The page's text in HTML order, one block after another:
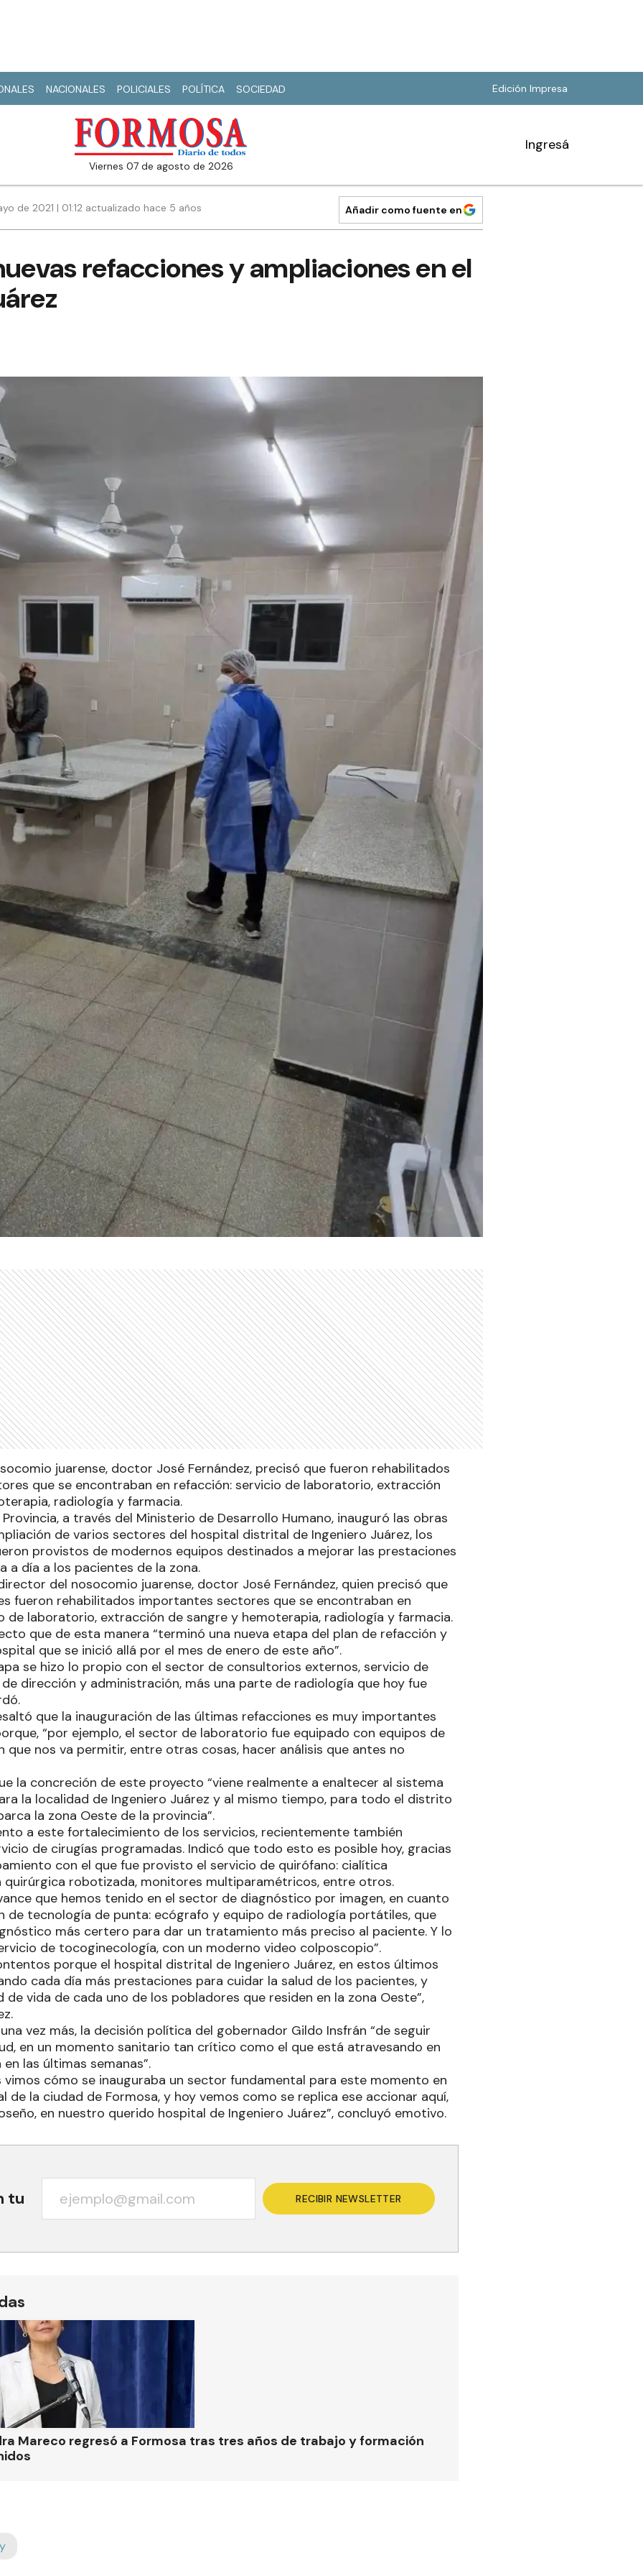
NACIONALES POLICIALES POLÍTICA SOCIEDAD Edición Impresa
viernes 07 de agosto de 2026
Ingresá
de 2021 | 01:12 actualizado hace 5 años Añadir como fuente en
refacciones y ampliaciones en el
juarense, doctor José Fernández, precisó que fueron rehabilitados
que se encontraban en refacción: servicio de laboratorio, extracción
radiología y farmacia.
a través del Ministerio de Desarrollo Humano, inauguró las obras
de varios sectores del hospital distrital de Ingeniero Juárez, los
provistos de modernos equipos destinados a mejorar las prestaciones
a día a los pacientes de la zona.
del nosocomio juarense, doctor José Fernández, quien precisó que
fueron rehabilitados importantes sectores que se encontraban en
de laboratorio, extracción de sangre y hemoterapia, radiología y farmacia.
que de esta manera “terminó una nueva etapa del plan de refacción y
que se inició allá por el mes de enero de este año”.
se hizo lo propio con el sector de consultorios externos, servicio de
dirección y administración, más una parte de radiología que hoy fue
que la inauguración de las últimas refacciones es muy importantes
“por ejemplo, el sector de laboratorio fue equipado con equipos de
que nos va permitir, entre otras cosas, hacer análisis que antes no
la concreción de este proyecto “viene realmente a enaltecer al sistema
la localidad de Ingeniero Juárez y al mismo tiempo, para todo el distrito
la zona Oeste de la provincia”.
a este fortalecimiento de los servicios, recientemente también
de cirugías programadas. Indicó que todo esto es posible hoy, gracias
con el que fue provisto el servicio de quirófano: cialítica
quirúrgica robotizada, monitores multiparamétricos, entre otros.
que hemos tenido en el sector de diagnóstico por imagen, en cuanto
de tecnología de punta: ecógrafo y equipo de radiología portátiles, que
más certero para dar un tratamiento más preciso al paciente. Y lo
de tocoginecología, con un moderno video colposcopio”.
porque el hospital distrital de Ingeniero Juárez, en estos últimos
cada día más prestaciones para cuidar la salud de los pacientes, y
de vida de cada uno de los pobladores que residen en la zona Oeste”,
vez más, la decisión política del gobernador Gildo Insfrán “de seguir
en un momento sanitario tan crítico como el que está atravesando en
las últimas semanas”.
vimos cómo se inauguraba un sector fundamental para este momento en
de la ciudad de Formosa, y hoy vemos como se replica ese accionar aquí,
en nuestro querido hospital de Ingeniero Juárez”, concluyó emotivo.
tu RECIBIR NEWSLETTER
Mareco regresó a Formosa tras tres años de trabajo y formación